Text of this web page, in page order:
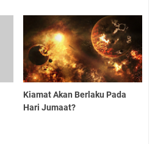
Kiamat Akan Berlaku Pada
Hari Jumaat?